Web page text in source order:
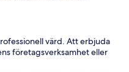
värd. Att erbjuda
företagsverksamhet eller